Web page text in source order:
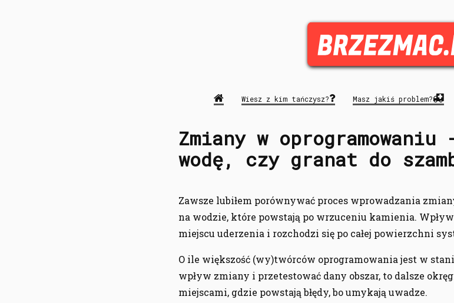
Wiesz z kim tańczysz? Masz jakiś problem?
Zmiany w oprogramowaniu
wodę, czy granat do
Zawsze lubiłem porównywać proces wprowadzania
na wodzie, które powstają po wrzuceniu kamienia.
miejscu uderzenia i rozchodzi się po całej powierzchni
O ile większość (wy)twórców oprogramowania jest w
wpływ zmiany i przetestować dany obszar, to dalsze
miejscami, gdzie powstają błędy, bo umykają uwadze.